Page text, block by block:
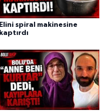
Elini spiral makinesine
kaptırdı